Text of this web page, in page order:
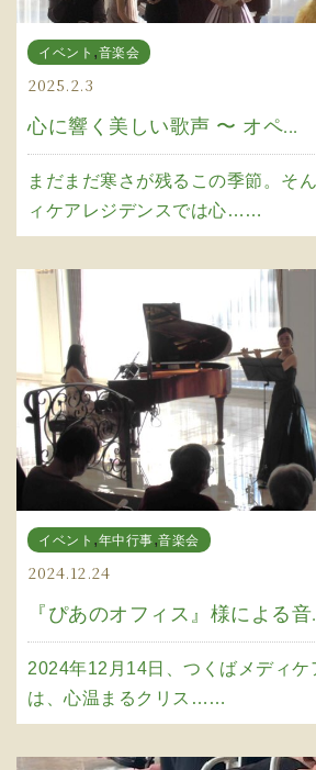
イベント ,音楽会
2025.2.3
心に響く美しい歌声 〜 オペ...
まだまだ寒さが残るこの季節。そ
ィケアレジデンスでは心……
イベント ,年中行事,音楽会
2024.12.24
『ぴあのオフィス』様による音
2024年12月14日、つくばメディケ
は、心温まるクリス……